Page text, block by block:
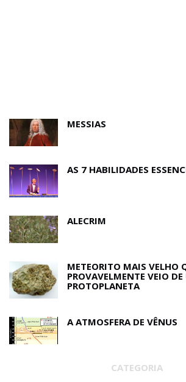
MESSIAS
AS 7 HABILIDADES
ALECRIM
METEORITO MAIS VELHO
PROVAVELMENTE VEIO
PROTOPLANETA
A ATMOSFERA DE VÊNUS
CATEGORIA